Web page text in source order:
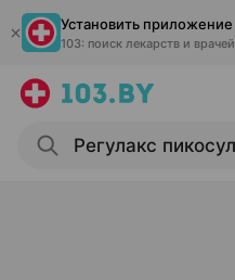
Установить приложение
103: поиск лекарств и врачей